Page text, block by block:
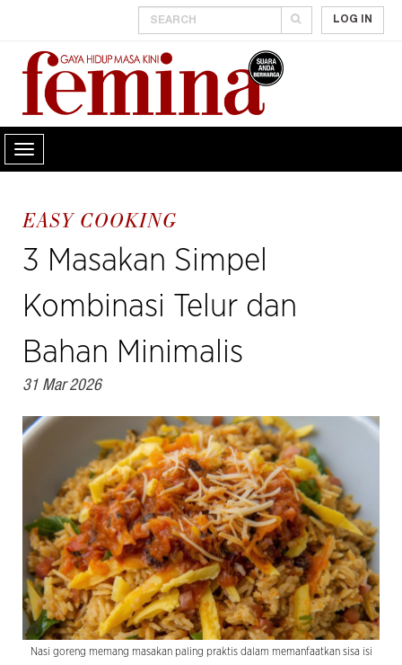
LOG IN
EASY COOKING
3 Masakan Simpel
Kombinasi Telur dan
Bahan Minimalis
31 Mar 2026
Nasi goreng memang masakan paling praktis dalam memanfaatkan sisa isi